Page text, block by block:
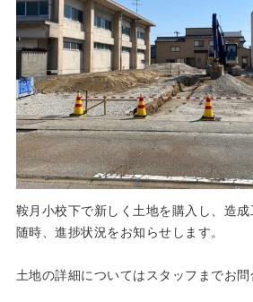
鞍月小校下で新しく土地を購入し、造成
随時、進捗状況をお知らせします。
土地の詳細についてはスタッフまでお問